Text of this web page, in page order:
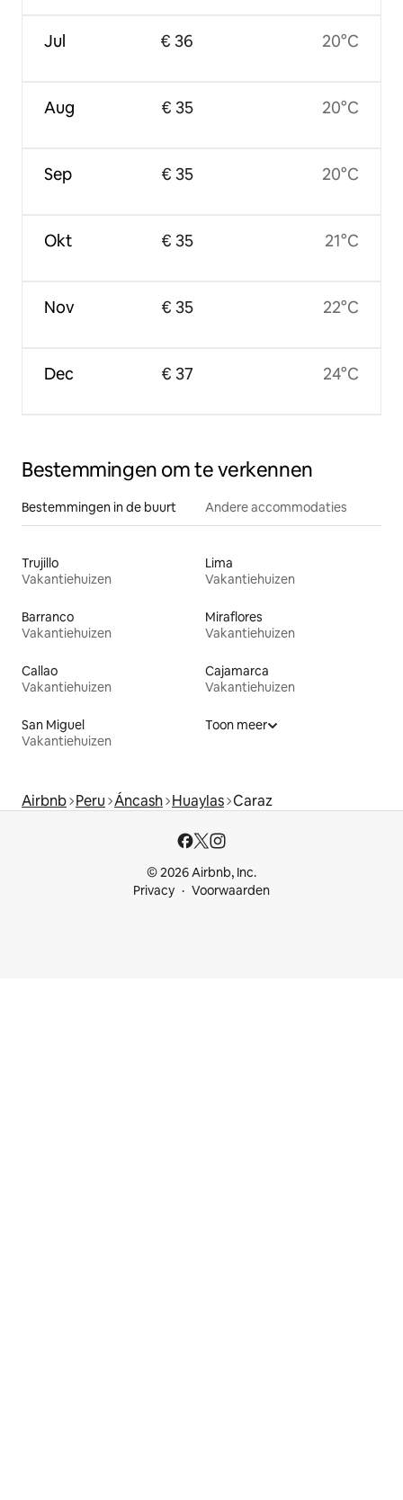
Jul
Aug
Sep
Okt
Nov
Dec
€ 36
€ 35
€ 35
€ 35
€ 35
€ 37
20°C
20°C
20°C
21°C
22°C
24°C
Bestemmingen om te verkennen
Bestemmingen in de buurt Andere accommodaties
Trujillo
Vakantiehuizen
Lima
Vakantiehuizen
Barranco
Vakantiehuizen
Miraflores
Vakantiehuizen
Callao
Vakantiehuizen
Cajamarca
Vakantiehuizen
San Miguel
Vakantiehuizen
Toon meer
Airbnb Peru Áncash Huaylas Caraz
© 2026 Airbnb, Inc.
Privacy
Voorwaarden